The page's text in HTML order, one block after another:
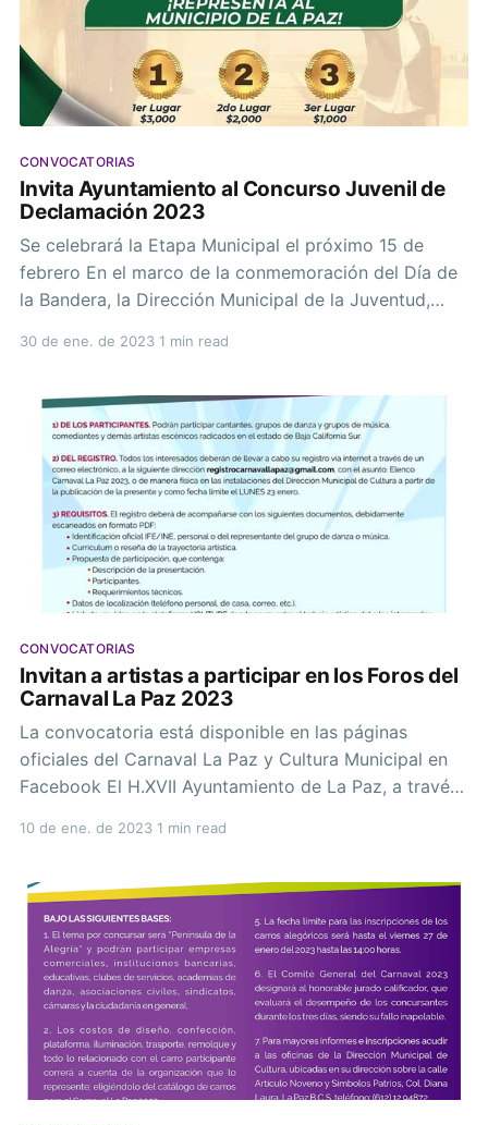
CONVOCATORIAS
Invita Ayuntamiento al Concurso Juvenil de
Declamación 2023
Se celebrará la Etapa Municipal el próximo 15 de
febrero En el marco de la conmemoración del Día de
la Bandera, la Dirección Municipal de la Juventud,
su Etapa Municipal donde las y los jóvenes que
30 de ene. de 2023 1 min read
CONVOCATORIAS
Invitan a artistas a participar en los Foros del
Carnaval La Paz 2023
La convocatoria está disponible en las páginas
oficiales del Carnaval La Paz y Cultura Municipal en
Facebook El H.XVII Ayuntamiento de La Paz, a través
Alegría”, convoca a cantantes, grupos musicales,
participar
10 de ene. de 2023 1 min read